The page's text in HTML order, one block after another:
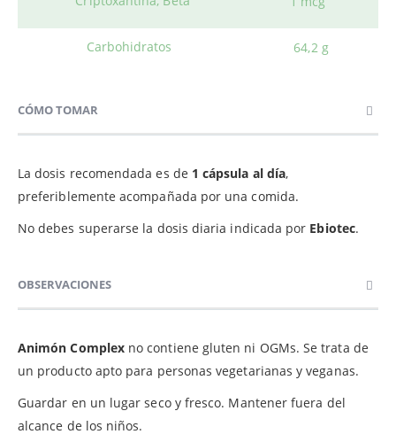
Carbohidratos 64,2 g
CÓMO TOMAR
La dosis recomendada es de 1 cápsula al día,
preferiblemente acompañada por una comida.
No debes superarse la dosis diaria indicada por Ebiotec.
OBSERVACIONES
Animón Complexno contiene gluten ni OGMs. Se trata de
un producto apto para personas vegetarianas y veganas.
Guardar en un lugar seco y fresco. Mantener fuera del
alcance de los niños.